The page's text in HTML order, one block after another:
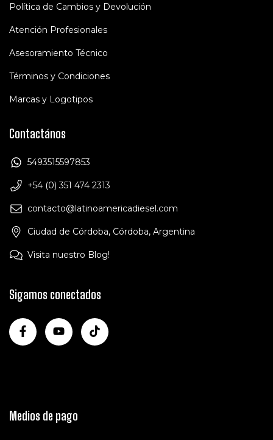
Política de Cambios y Devolución
Atención Profesionales
Asesoramiento Técnico
Términos y Condiciones
Marcas y Logotipos
Contactános
5493515597853
+54 (0) 351 474 2313
contacto@latinoamericadiesel.com
Ciudad de Córdoba, Córdoba, Argentina
Visita nuestro Blog!
Sigamos conectados
Medios de pago